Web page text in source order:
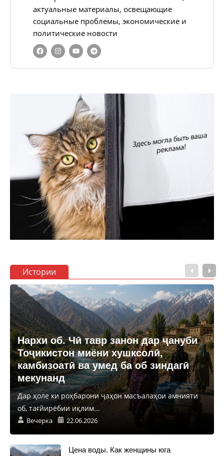
актуальные материалы, освещающие
социальные проблемы, экономические и
политические новости
Истории
Нархи об. Чӣ тавр занон дар ҷануби
Тоҷикистон миёни хушксолӣ,
камбизоатӣ ва умед ба об зиндагӣ
мекунанд
Дар ҳоле ки роҳбарони ҷаҳон масъалаҳои амнияти
об, тағйирёбии иқлим...
Вечерка 22.06.2026
Цена воды. Как женщины юга